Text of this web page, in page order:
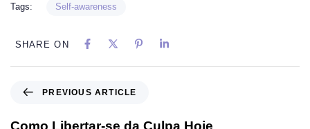
Tags: Self-awareness
SHARE ON
PREVIOUS ARTICLE
Como Libertar-se da Culpa Hoje